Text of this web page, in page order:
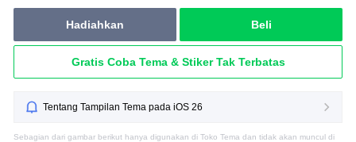
Hadiahkan Beli
Gratis Coba Tema & Stiker Tak Terbatas
Tentang Tampilan Tema pada iOS 26
Sebagian dari gambar berikut hanya digunakan di Toko Tema dan tidak akan muncul di